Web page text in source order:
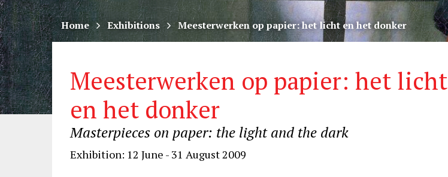
museums
worldwide
Home Exhibitions Meesterwerken op papier: het licht en het donker
Meesterwerken op papier: het licht
en het donker
Masterpieces on paper: the light and the dark
Exhibition: 12 June - 31 August 2009